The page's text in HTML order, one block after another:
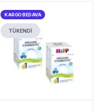
KARGO BEDAVA
TÜKENDİ